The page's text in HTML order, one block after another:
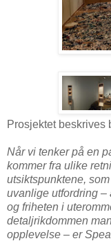
Prosjektet beskrives
Når vi tenker på en
kommer fra ulike
utsiktspunktene,
uvanlige utfordring –
og friheten i
detaljrikdommen
opplevelse – er